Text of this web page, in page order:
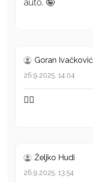
auto. 🤪
Goran Ivačković
26.9.2025. 14:04
👍🏻
Željko Hudi
26.9.2025. 13:54